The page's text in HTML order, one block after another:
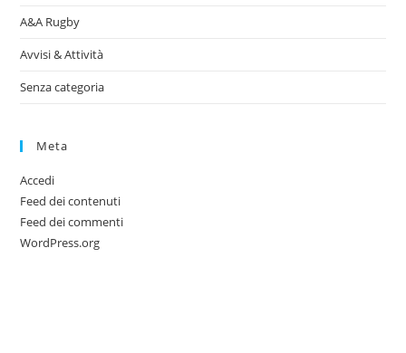
A&A Rugby
Avvisi & Attività
Senza categoria
Meta
Accedi
Feed dei contenuti
Feed dei commenti
WordPress.org